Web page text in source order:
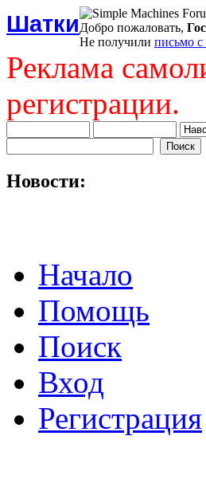
ШаткиДобро пожаловать,
Не получили письмо с
Реклама
регистрации.
Новости:
Начало
Помощь
Поиск
Вход
Регистрация